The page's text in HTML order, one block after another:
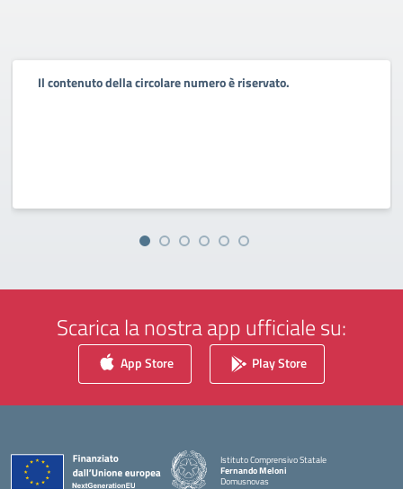
Il contenuto della circolare numero è riservato.
Scarica la nostra app ufficiale su:
App Store Play Store
Istituto Comprensivo Statale
Fernando Meloni
Domusnovas